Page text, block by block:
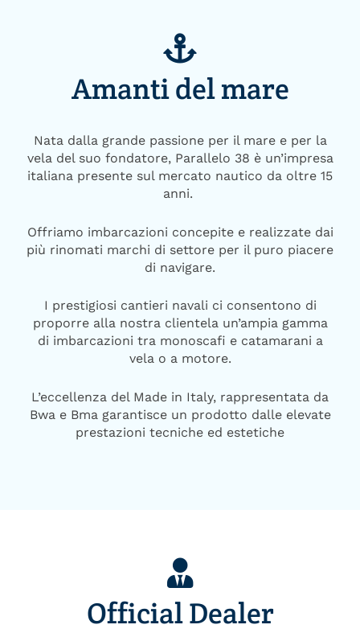
Amanti del mare
Nata dalla grande passione per il mare e per la
vela del suo fondatore, Parallelo 38 è un’impresa
italiana presente sul mercato nautico da oltre 15
anni.
Offriamo imbarcazioni concepite e realizzate dai
più rinomati marchi di settore per il puro piacere
di navigare.
I prestigiosi cantieri navali ci consentono di
proporre alla nostra clientela un’ampia gamma
di imbarcazioni tra monoscafi e catamarani a
vela o a motore.
L’eccellenza del Made in Italy, rappresentata da
Bwa e Bma garantisce un prodotto dalle elevate
prestazioni tecniche ed estetiche
Official Dealer